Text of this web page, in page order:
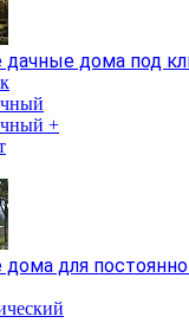
дачные дома под
+
для